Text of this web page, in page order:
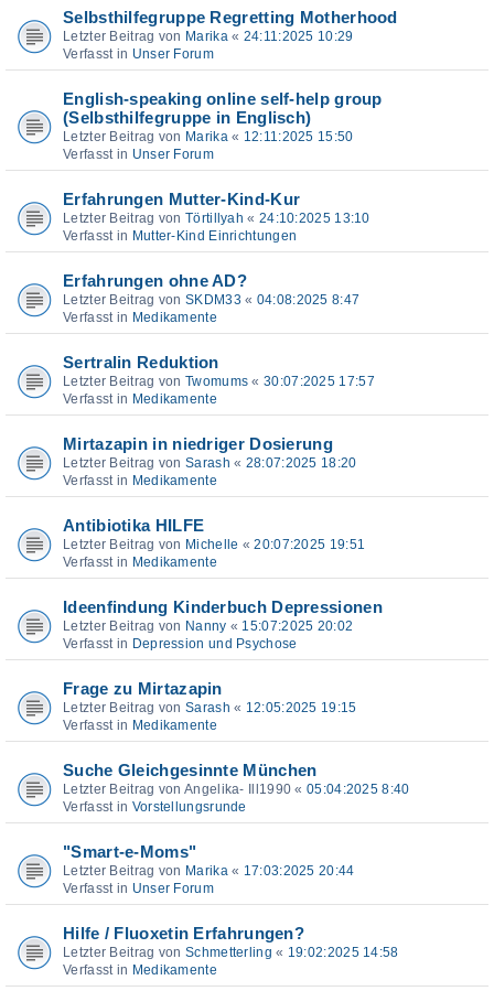
Selbsthilfegruppe Regretting Motherhood
Letzter Beitrag von Marika« 24:11:2025 10:29
Verfasst in Unser Forum
English-speaking online self-help group
(Selbsthilfegruppe in Englisch)
Letzter Beitrag von Marika« 12:11:2025 15:50
Verfasst in Unser Forum
Erfahrungen Mutter-Kind-Kur
Letzter Beitrag von Törtillyah « 24:10:2025 13:10
Verfasst in Mutter-Kind Einrichtungen
Erfahrungen ohne AD?
Letzter Beitrag von SKDM33 « 04:08:2025 8:47
Verfasst in Medikamente
Sertralin Reduktion
Letzter Beitrag von Twomums «30:07:2025 17:57
Verfasst in Medikamente
Mirtazapin in niedriger Dosierung
Letzter Beitrag von Sarash « 28:07:2025 18:20
Verfasst in Medikamente
Antibiotika HILFE
Letzter Beitrag von Michelle «20:07:2025 19:51
Verfasst in Medikamente
Ideenfindung Kinderbuch Depressionen
Letzter Beitrag von Nanny « 15:07:2025 20:02
Verfasst in Depression und Psychose
Frage zu Mirtazapin
Letzter Beitrag von Sarash « 12:05:2025 19:15
Verfasst in Medikamente
Suche Gleichgesinnte München
Letzter Beitrag vonAngelika- Ill1990 «05:04:2025 8:40
Verfasst in Vorstellungsrunde
"Smart-e-Moms"
Letzter Beitrag von Marika« 17:03:2025 20:44
Verfasst in Unser Forum
Hilfe / Fluoxetin Erfahrungen?
Letzter Beitrag von Schmetterling « 19:02:2025 14:58
Verfasst in Medikamente